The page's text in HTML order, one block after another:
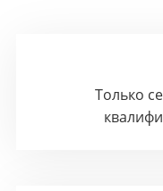
Только